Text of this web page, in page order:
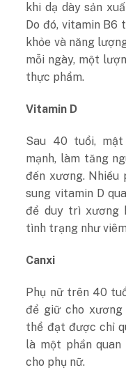
khi dạ dày sản
Do đó, vitamin
khỏe và năng
mỗi ngày, một
thực phẩm.
Vitamin D
Sau 40 tuổi,
mạnh, làm tăng
đến xương.
sung vitamin D
để duy trì xương
tình trạng như
Canxi
Phụ nữ trên 40
để giữ cho
thể đạt được chỉ
là một phần
cho phụ nữ.